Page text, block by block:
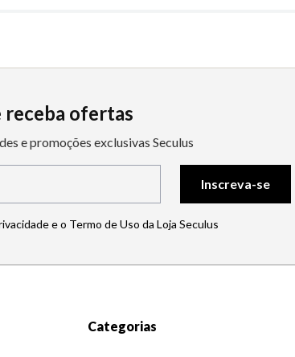
ofertas
e promoções exclusivas Seculus
Inscreva-se
e o Termo de Uso da Loja Seculus
Categorias